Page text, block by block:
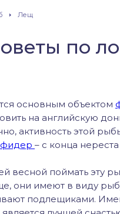
Лещ
по
основным объектом
на английскую
активность этой
– с конца
весной поймать эту
они имеют в виду
подлещиками.